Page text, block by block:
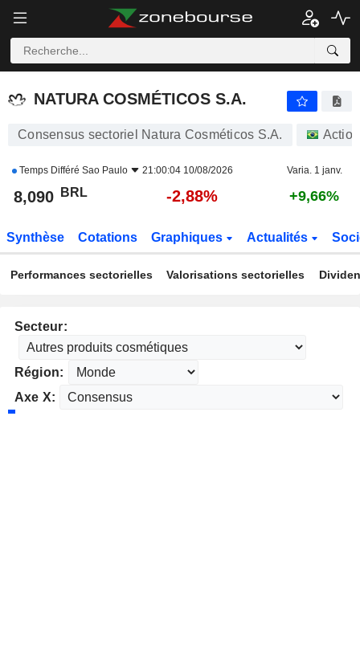
NATURA COSMÉTICOS S.A.
NATURA COSMÉTICOS S.A.
Consensus sectoriel Natura Cosméticos S.A.
Temps Différé Sao Paulo 21:00:04 10/08/2026 Varia. 1 janv.
8,090 BRL -2,88% +9,66%
Synthèse Cotations Graphiques Actualités
Performances sectorielles Valorisations sectorielles
Secteur:
Région:
Axe X: